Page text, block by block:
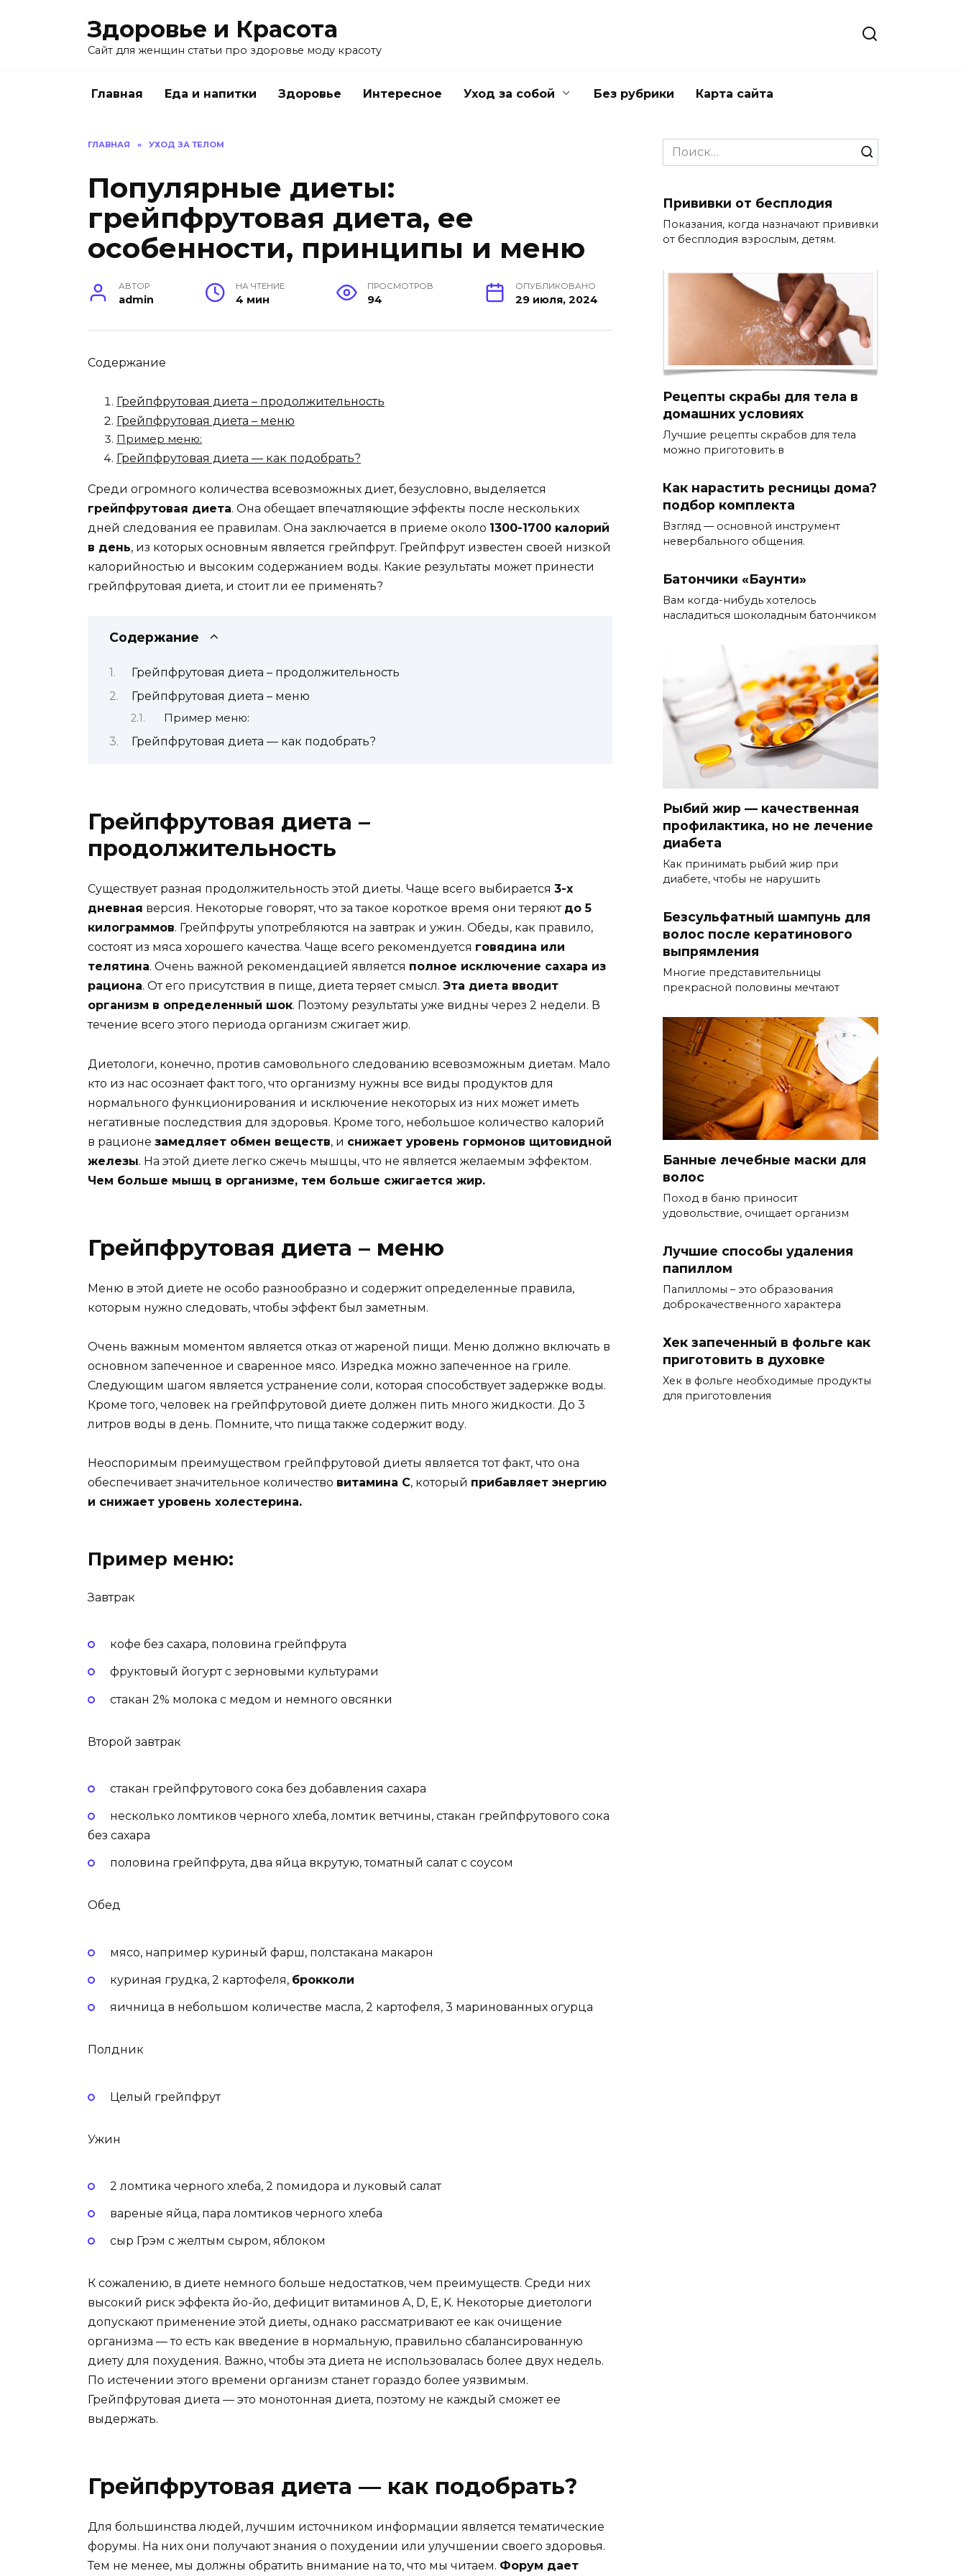
Здоровье и Красота
Сайт для женщин статьи про здоровье моду красоту
Главная Еда и напитки Здоровье Интересное Уход за собой Без рубрики Карта сайта
ГЛАВНАЯ » УХОД ЗА ТЕЛОМ
Популярные диеты:
грейпфрутовая диета, ее
особенности, принципы и меню
АВТОР
admin
НА ЧТЕНИЕ
4 мин
ПРОСМОТРОВ
94
ОПУБЛИКОВАНО
29 июля, 2024
Содержание
Грейпфрутовая диета – продолжительность
Грейпфрутовая диета – меню
Пример меню:
Грейпфрутовая диета — как подобрать?
Среди огромного количества всевозможных диет, безусловно, выделяется
грейпфрутовая диета. Она обещает впечатляющие эффекты после нескольких
дней следования ее правилам. Она заключается в приеме около 1300-1700 калорий
в день, из которых основным является грейпфрут. Грейпфрут известен своей низкой
калорийностью и высоким содержанием воды. Какие результаты может принести
грейпфрутовая диета, и стоит ли ее применять?
Содержание
Грейпфрутовая диета – продолжительность
Грейпфрутовая диета – меню
Пример меню:
Грейпфрутовая диета — как подобрать?
Грейпфрутовая диета –
продолжительность
Существует разная продолжительность этой диеты. Чаще всего выбирается 3-х
дневная версия. Некоторые говорят, что за такое короткое время они теряют до 5
килограммов. Грейпфруты употребляются на завтрак и ужин. Обеды, как правило,
состоят из мяса хорошего качества. Чаще всего рекомендуется говядина или
телятина. Очень важной рекомендацией является полное исключение сахара из
рациона. От его присутствия в пище, диета теряет смысл. Эта диета вводит
организм в определенный шок. Поэтому результаты уже видны через 2 недели. В
течение всего этого периода организм сжигает жир.
Диетологи, конечно, против самовольного следованию всевозможным диетам. Мало
кто из нас осознает факт того, что организму нужны все виды продуктов для
нормального функционирования и исключение некоторых из них может иметь
негативные последствия для здоровья. Кроме того, небольшое количество калорий
в рационе замедляет обмен веществ, и снижает уровень гормонов щитовидной
железы. На этой диете легко сжечь мышцы, что не является желаемым эффектом.
Чем больше мышц в организме, тем больше сжигается жир.
Грейпфрутовая диета – меню
Меню в этой диете не особо разнообразно и содержит определенные правила,
которым нужно следовать, чтобы эффект был заметным.
Очень важным моментом является отказ от жареной пищи. Меню должно включать в
основном запеченное и сваренное мясо. Изредка можно запеченное на гриле.
Следующим шагом является устранение соли, которая способствует задержке воды.
Кроме того, человек на грейпфрутовой диете должен пить много жидкости. До 3
литров воды в день. Помните, что пища также содержит воду.
Неоспоримым преимуществом грейпфрутовой диеты является тот факт, что она
обеспечивает значительное количество витамина С, который прибавляет энергию
и снижает уровень холестерина.
Пример меню:
Завтрак
кофе без сахара, половина грейпфрута
фруктовый йогурт с зерновыми культурами
стакан 2% молока с медом и немного овсянки
Второй завтрак
стакан грейпфрутового сока без добавления сахара
несколько ломтиков черного хлеба, ломтик ветчины, стакан грейпфрутового сока
без сахара
половина грейпфрута, два яйца вкрутую, томатный салат с соусом
Обед
мясо, например куриный фарш, полстакана макарон
куриная грудка, 2 картофеля, брокколи
яичница в небольшом количестве масла, 2 картофеля, 3 маринованных огурца
Полдник
Целый грейпфрут
Ужин
2 ломтика черного хлеба, 2 помидора и луковый салат
вареные яйца, пара ломтиков черного хлеба
сыр Грэм с желтым сыром, яблоком
К сожалению, в диете немного больше недостатков, чем преимуществ. Среди них
высокий риск эффекта йо-йо, дефицит витаминов A, D, E, K. Некоторые диетологи
допускают применение этой диеты, однако рассматривают ее как очищение
организма — то есть как введение в нормальную, правильно сбалансированную
диету для похудения. Важно, чтобы эта диета не использовалась более двух недель.
По истечении этого времени организм станет гораздо более уязвимым.
Грейпфрутовая диета — это монотонная диета, поэтому не каждый сможет ее
выдержать.
Грейпфрутовая диета — как подобрать?
Для большинства людей, лучшим источником информации является тематические
форумы. На них они получают знания о похудении или улучшении своего здоровья.
Тем не менее, мы должны обратить внимание на то, что мы читаем. Форум дает
Search
for:
Прививки от бесплодия
Показания, когда назначают прививки
от бесплодия взрослым, детям.
Рецепты скрабы для тела в
домашних условиях
Лучшие рецепты скрабов для тела
можно приготовить в
Как нарастить ресницы дома?
подбор комплекта
Взгляд — основной инструмент
невербального общения.
Батончики «Баунти»
Вам когда-нибудь хотелось
насладиться шоколадным батончиком
Рыбий жир — качественная
профилактика, но не лечение
диабета
Как принимать рыбий жир при
диабете, чтобы не нарушить
Безсульфатный шампунь для
волос после кератинового
выпрямления
Многие представительницы
прекрасной половины мечтают
Банные лечебные маски для
волос
Поход в баню приносит
удовольствие, очищает организм
Лучшие способы удаления
папиллом
Папилломы – это образования
доброкачественного характера
Хек запеченный в фольге как
приготовить в духовке
Хек в фольге необходимые продукты
для приготовления